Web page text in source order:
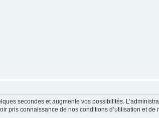
secondes et augmente vos possibilités.
pris connaissance de nos conditions d’utilisation et